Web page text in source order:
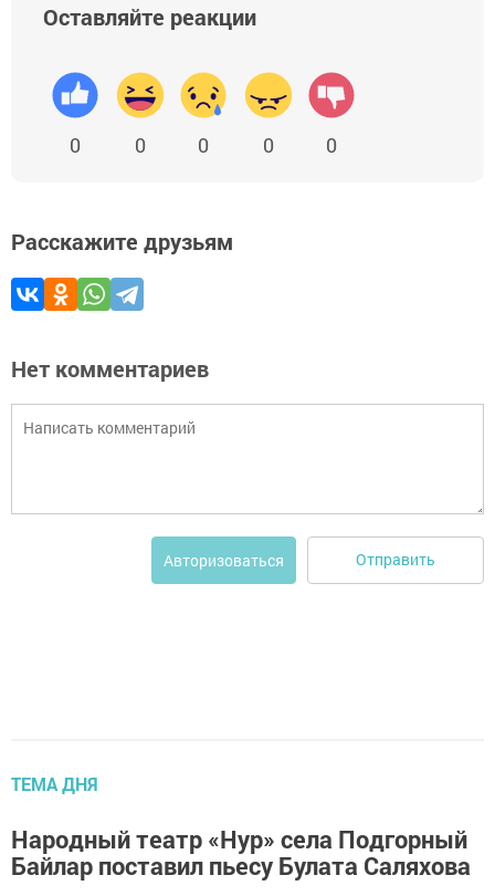
Оставляйте реакции
0 0 0 0 0
Расскажите друзьям
Нет комментариев
Авторизоваться Отправить
ТЕМА ДНЯ
Народный театр «Нур» села Подгорный
Байлар поставил пьесу Булата Саляхова